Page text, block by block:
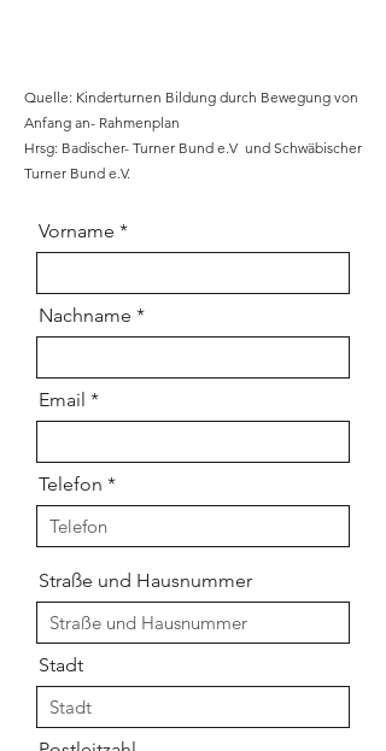
Quelle: Kinderturnen Bildung durch Bewegung von
Anfang an- Rahmenplan
Hrsg: Badischer- Turner Bund e.V und Schwäbischer
Turner Bund e.V.
Vorname
Nachname
Email
Telefon
Straße und Hausnummer
Stadt